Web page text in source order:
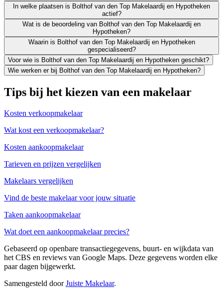
In welke plaatsen is Bolthof van den Top Makelaardij en Hypotheken
actief?
Wat is de beoordeling van Bolthof van den Top Makelaardij en
Hypotheken?
Waarin is Bolthof van den Top Makelaardij en Hypotheken
gespecialiseerd?
Voor wie is Bolthof van den Top Makelaardij en Hypotheken geschikt?
Wie werken er bij Bolthof van den Top Makelaardij en Hypotheken?
Tips bij het kiezen van een makelaar
Kosten verkoopmakelaar
Wat kost een verkoopmakelaar?
Kosten aankoopmakelaar
Tarieven en prijzen vergelijken
Makelaars vergelijken
Vind de beste makelaar voor jouw situatie
Taken aankoopmakelaar
Wat doet een aankoopmakelaar precies?
Gebaseerd op openbare transactiegegevens, buurt- en wijkdata van
het CBS en reviews van Google Maps. Deze gegevens worden elke
paar dagen bijgewerkt.
Samengesteld doorJuiste Makelaar.